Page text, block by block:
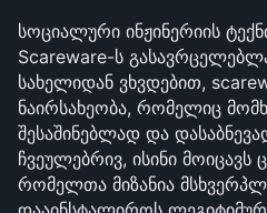
სოციალური ინჟინერიის
Scareware-ს
სახელიდან ვხვდებით,
ნაირსახეობა, რომელიც
შესაშინებლად და
ჩვეულებრივ, ისინი მოიცავს
რომელთა მიზანია